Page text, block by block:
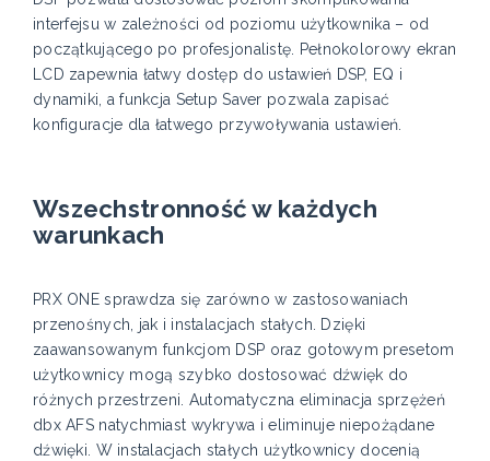
interfejsu w zależności od poziomu użytkownika – od
początkującego po profesjonalistę. Pełnokolorowy ekran
LCD zapewnia łatwy dostęp do ustawień DSP, EQ i
dynamiki, a funkcja Setup Saver pozwala zapisać
konfiguracje dla łatwego przywoływania ustawień.
Wszechstronność w każdych
warunkach
PRX ONE sprawdza się zarówno w zastosowaniach
przenośnych, jak i instalacjach stałych. Dzięki
zaawansowanym funkcjom DSP oraz gotowym presetom
użytkownicy mogą szybko dostosować dźwięk do
różnych przestrzeni. Automatyczna eliminacja sprzężeń
dbx AFS natychmiast wykrywa i eliminuje niepożądane
dźwięki. W instalacjach stałych użytkownicy docenią